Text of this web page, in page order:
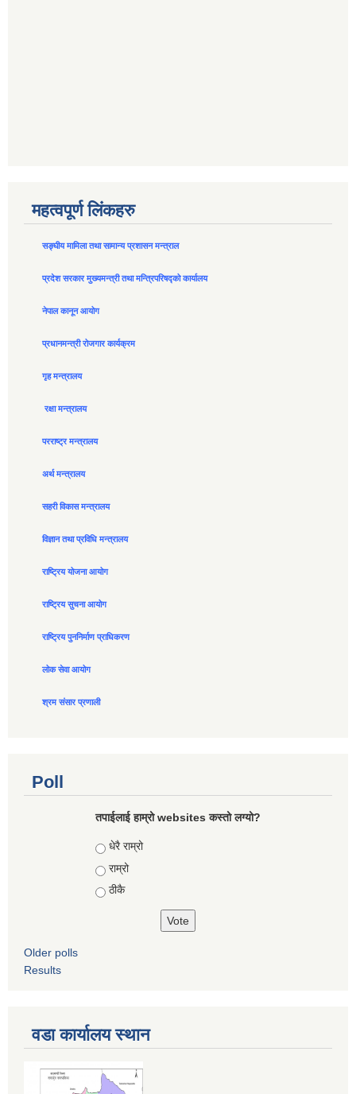
महत्वपूर्ण लिंकहरु
सङ्घीय मामिला तथा सामान्य प्रशासन मन्त्राल
प्रदेश सरकार मुख्यमन्त्री तथा मन्त्रिपरिषद्को कार्यालय
नेपाल कानून आयोग
प्रधानमन्त्री रोजगार कार्यक्रम
गृह मन्त्रालय
रक्षा मन्त्रालय
परराष्ट्र मन्त्रालय
अर्थ मन्त्रालय
सहरी विकास मन्त्रालय
विज्ञान तथा प्रविधि मन्त्रालय
राष्ट्रिय योजना आयोग
राष्ट्रिय सुचना आयोग
राष्ट्रिय पुननिर्माण प्राधिकरण
लोक सेवा आयोग
श्रम संसार प्रणाली
Poll
तपाईलाई हाम्रो websites कस्तो लग्यो?
Choices
धेरै राम्रो
राम्रो
ठीकै
Older polls
Results
वडा कार्यालय स्थान